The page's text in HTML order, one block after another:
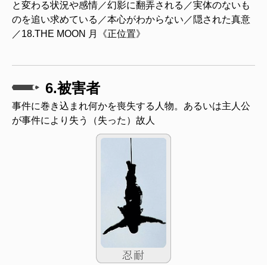
と変わる状況や感情／幻影に翻弄される／実体のないも
のを追い求めている／本心がわからない／隠された真意
／18.THE MOON 月《正位置》
6.被害者
事件に巻き込まれ何かを喪失する人物。あるいは主人公
が事件により失う（失った）故人